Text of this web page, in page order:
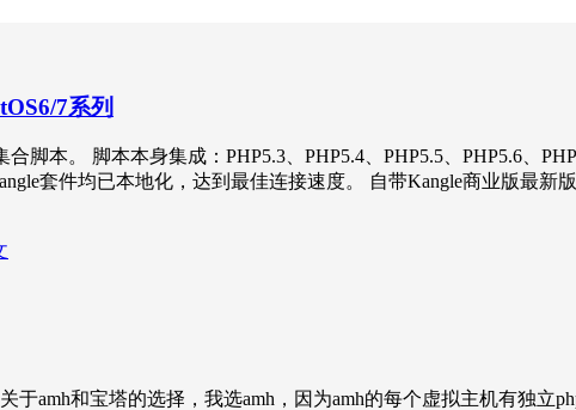
7系列
脚本。 脚本本身集成：PHP5.3、PHP5.4、PHP5.5、PHP5.6、
套件均已本地化，达到最佳连接速度。 自带Kangle商业版最新
于amh和宝塔的选择，我选amh，因为amh的每个虚拟主机有独立